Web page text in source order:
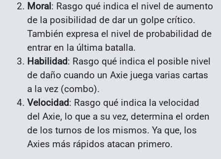
Moral: Rasgo qué indica el nivel de aumento
de la posibilidad de dar un golpe crítico.
También expresa el nivel de probabilidad de
entrar en la última batalla.
Habilidad: Rasgo qué indica el posible nivel
de daño cuando un Axie juega varias cartas
a la vez (combo).
Velocidad: Rasgo qué indica la velocidad
del Axie, lo que a su vez, determina el orden
de los turnos de los mismos. Ya que, los
Axies más rápidos atacan primero.